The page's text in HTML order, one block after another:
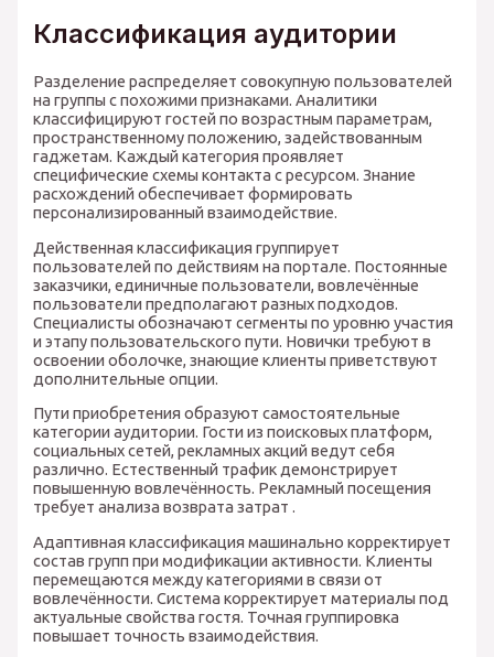
Классификация аудитории
Разделение распределяет совокупную пользователей
на группы с похожими признаками. Аналитики
классифицируют гостей по возрастным параметрам,
пространственному положению, задействованным
гаджетам. Каждый категория проявляет
специфические схемы контакта с ресурсом. Знание
расхождений обеспечивает формировать
персонализированный взаимодействие.
Действенная классификация группирует
пользователей по действиям на портале. Постоянные
заказчики, единичные пользователи, вовлечённые
пользователи предполагают разных подходов.
Специалисты обозначают сегменты по уровню участия
и этапу пользовательского пути. Новички требуют в
освоении оболочке, знающие клиенты приветствуют
дополнительные опции.
Пути приобретения образуют самостоятельные
категории аудитории. Гости из поисковых платформ,
социальных сетей, рекламных акций ведут себя
различно. Естественный трафик демонстрирует
повышенную вовлечённость. Рекламный посещения
требует анализа возврата затрат .
Адаптивная классификация машинально корректирует
состав групп при модификации активности. Клиенты
перемещаются между категориями в связи от
вовлечённости. Система корректирует материалы под
актуальные свойства гостя. Точная группировка
повышает точность взаимодействия.